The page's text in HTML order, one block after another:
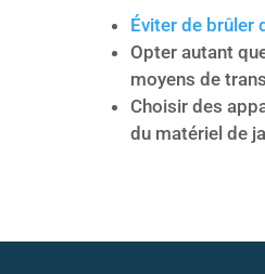
Éviter de brûler
Opter autant
moyens de
Choisir des
du matériel de